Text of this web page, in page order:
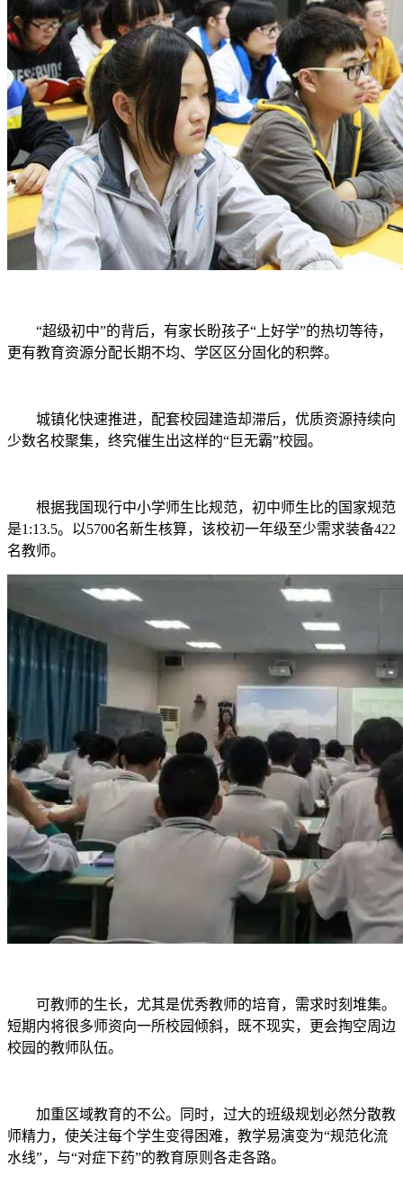
“超级初中”的背后，有家长盼孩子“上好学”的热切等待，
更有教育资源分配长期不均、学区区分固化的积弊。
城镇化快速推进，配套校园建造却滞后，优质资源持续向
少数名校聚集，终究催生出这样的“巨无霸”校园。
根据我国现行中小学师生比规范，初中师生比的国家规范
是1:13.5。以5700名新生核算，该校初一年级至少需求装备422
名教师。
可教师的生长，尤其是优秀教师的培育，需求时刻堆集。
短期内将很多师资向一所校园倾斜，既不现实，更会掏空周边
校园的教师队伍。
加重区域教育的不公。同时，过大的班级规划必然分散教
师精力，使关注每个学生变得困难，教学易演变为“规范化流
水线”，与“对症下药”的教育原则各走各路。